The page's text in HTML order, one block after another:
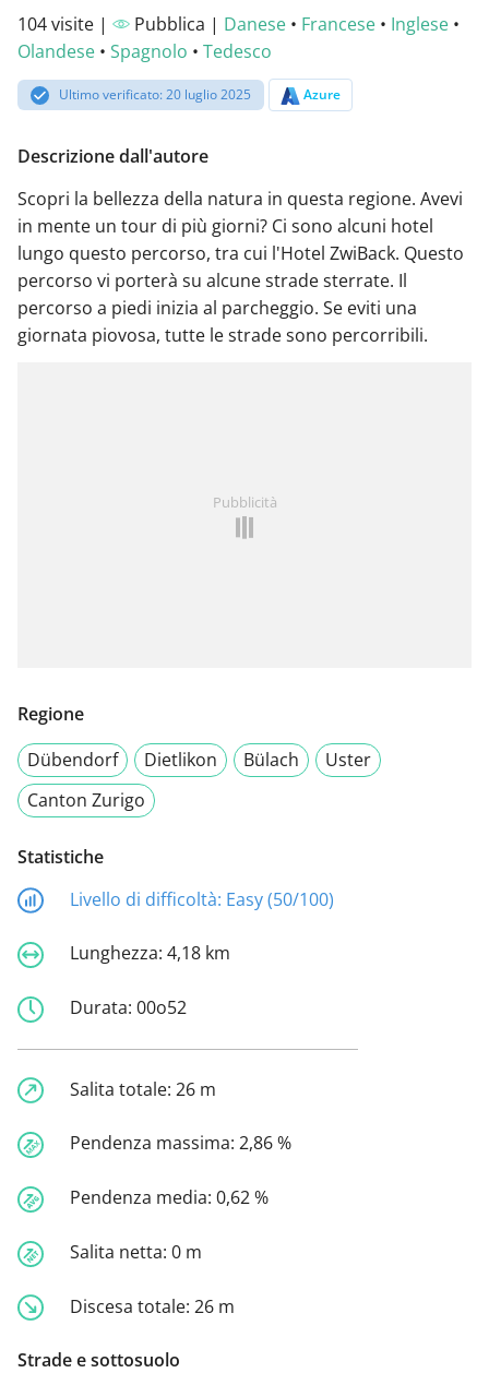
104 visite | Pubblica | Danese • Francese • Inglese •
Olandese • Spagnolo • Tedesco
Ultimo verificato: 20 luglio 2025 Azure
Descrizione dall'autore
Scopri la bellezza della natura in questa regione. Avevi
in mente un tour di più giorni? Ci sono alcuni hotel
lungo questo percorso, tra cui l'Hotel ZwiBack. Questo
percorso vi porterà su alcune strade sterrate. Il
percorso a piedi inizia al parcheggio. Se eviti una
giornata piovosa, tutte le strade sono percorribili.
Pubblicità
Regione
Dübendorf
Dietlikon Bülach
Uster
Canton Zurigo
Statistiche
Livello di difficoltà: Easy (50/100)
Lunghezza: 4,18 km
Durata: 00o52
Salita totale: 26 m
Pendenza massima: 2,86 %
Pendenza media: 0,62 %
Salita netta: 0 m
Discesa totale: 26 m
Strade e sottosuolo